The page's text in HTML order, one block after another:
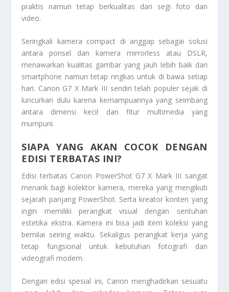
praktis namun tetap berkualitas dari segi foto dan
video.
Seringkali kamera compact di anggap sebagai solusi
antara ponsel dan kamera mirrorless atau DSLR,
menawarkan kualitas gambar yang jauh lebih baik dari
smartphone namun tetap ringkas untuk di bawa setiap
hari. Canon G7 X Mark III sendiri telah populer sejak di
luncurkan dulu karena kemampuannya yang seimbang
antara dimensi kecil dan fitur multimedia yang
mumpuni.
SIAPA YANG AKAN COCOK DENGAN
EDISI TERBATAS INI?
Edisi terbatas Canon PowerShot G7 X Mark III sangat
menarik bagi kolektor kamera, mereka yang mengikuti
sejarah panjang PowerShot. Serta kreator konten yang
ingin memiliki perangkat visual dengan sentuhan
estetika ekstra. Kamera ini bisa jadi item koleksi yang
bernilai seiring waktu. Sekaligus perangkat kerja yang
tetap fungsional untuk kebutuhan fotografi dan
videografi modern.
Dengan edisi spesial ini, Canon menghadirkan sesuatu